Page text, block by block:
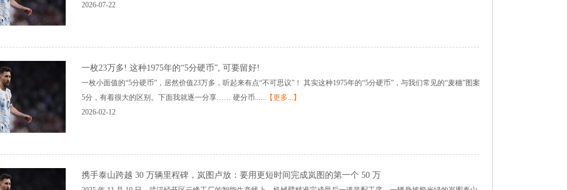
2026-07-22
一枚23万多! 这种1975年的“5分硬币”, 可要留好!
一枚小面值的“5分硬币”，居然价值23万多，听起来有点“不可思议”！ 其实这种1975年的“5分硬币”，与我们常见的“麦穗”图案
5分，有着很大的区别。下面我就逐一分享…… 硬分币...... 【更多...】
2026-02-12
携手泰山跨越 30 万辆里程碑，岚图卢放：要用更短时间完成岚图的第一个 50 万